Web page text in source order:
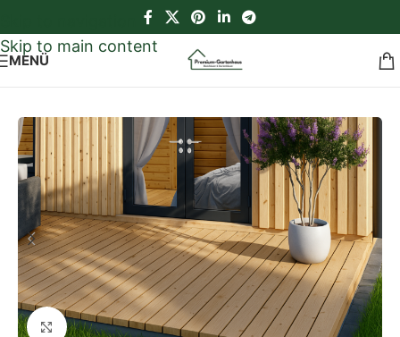
Skip to main content
MENÜ
Klick zum Vergrößern